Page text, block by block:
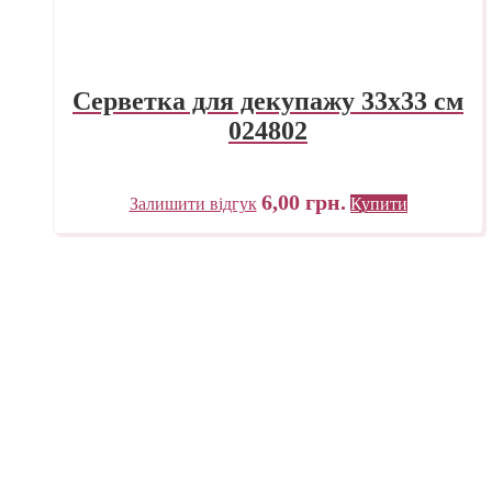
Серветка для декупажу 33х33 см
024802
Залишити відгук 6,00 грн. Купити